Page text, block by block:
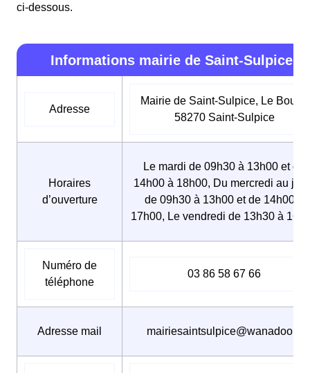
ci-dessous.
Informations mairie de Saint-Sulpice
Adresse
Mairie de Saint-Sulpice, Le Bourg,
58270 Saint-Sulpice
Horaires
d’ouverture
Le mardi de 09h30 à 13h00 et de
14h00 à 18h00, Du mercredi au
de 09h30 à 13h00 et de 14h00 à
17h00, Le vendredi de 13h30 à
Numéro de
téléphone
03 86 58 67 66
Adresse mail mairiesaintsulpice@wanadoo.fr